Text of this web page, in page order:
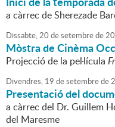
a càrrec de Sherezade
Dissabte,20 desetembrede
Mòstra de Cinèma
Projecció de la pel·lícula
Divendres, 19 desetembrede
Presentació del
a càrrec del Dr. Guillem
del Maresme